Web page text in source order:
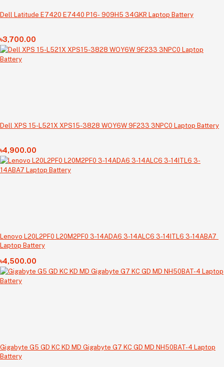
Dell Latitude E7420 E7440 P16- 909H5 34GKR Laptop Battery
৳3,700.00
Dell XPS 15-L521X XPS15-3828 WOY6W 9F233 3NPC0 Laptop Battery
৳4,900.00
Lenovo L20L2PF0 L20M2PF0 3-14ADA6 3-14ALC6 3-14ITL6 3-14ABA7
Laptop Battery
৳4,500.00
Gigabyte G5 GD KC KD MD Gigabyte G7 KC GD MD NH50BAT-4 Laptop
Battery